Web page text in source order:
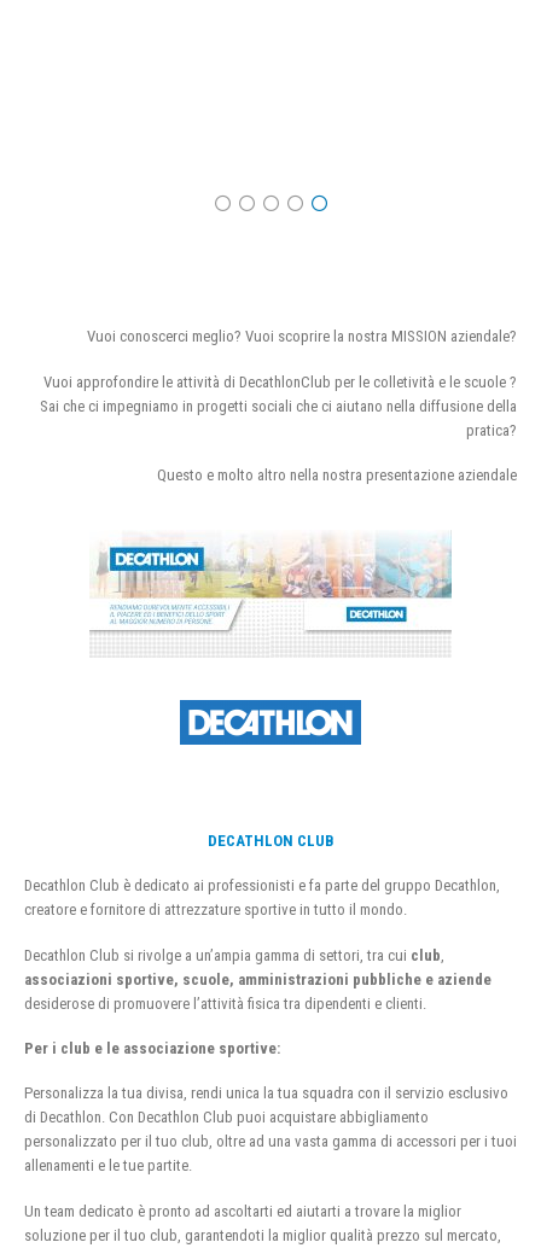
Vuoi conoscerci meglio? Vuoi scoprire la nostra MISSION aziendale?
Vuoi approfondire le attività di DecathlonClub per le colletività e le scuole ?
Sai che ci impegniamo in progetti sociali che ci aiutano nella diffusione della
pratica?
Questo e molto altro nella nostra presentazione aziendale
DECATHLON CLUB
Decathlon Club è dedicato ai professionisti e fa parte del gruppo Decathlon,
creatore e fornitore di attrezzature sportive in tutto il mondo.
Decathlon Club si rivolge a un’ampia gamma di settori, tra cui club
associazioni sportive, scuole, amministrazioni pubbliche e aziende
desiderose di promuovere l’attività fisica tra dipendenti e clienti.
Per i club e le associazione sportive:
Personalizza la tua divisa, rendi unica la tua squadra con il servizio esclusivo
di Decathlon. Con Decathlon Club puoi acquistare abbigliamento
personalizzato per il tuo club, oltre ad una vasta gamma di accessori per i tuoi
allenamenti e le tue partite.
Un team dedicato è pronto ad ascoltarti ed aiutarti a trovare la miglior
soluzione per il tuo club, garantendoti la miglior qualità prezzo sul mercato,